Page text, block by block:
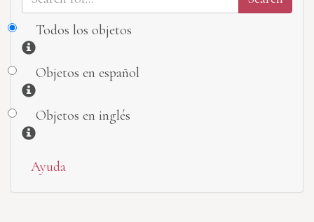
Todos los objetos
Información
Objetos en español
Información
Objetos en inglés
Información
Ayuda